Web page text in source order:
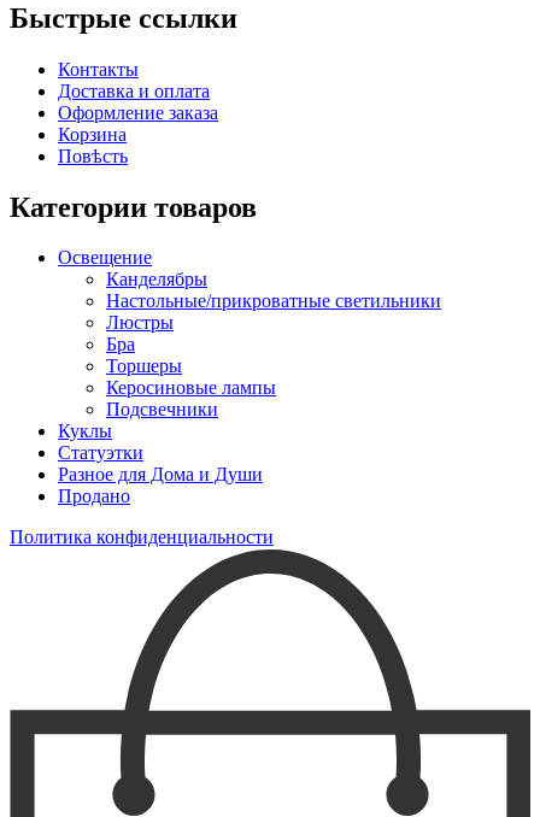
Быстрые ссылки
Контакты
Доставка и оплата
Оформление заказа
Корзина
Повѣсть
Категории товаров
Освещение
Канделябры
Настольные/прикроватные светильники
Люстры
Бра
Торшеры
Керосиновые лампы
Подсвечники
Куклы
Статуэтки
Разное для Дома и Души
Продано
Политика конфиденциальности